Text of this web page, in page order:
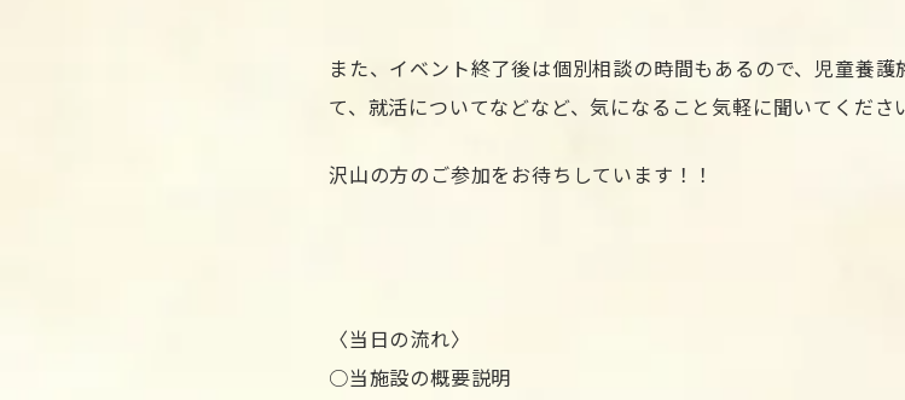
また、イベント終了後は個別相談の時間もあるので、児童養
て、就活についてなどなど、気になること気軽に聞いてくだ
沢山の方のご参加をお待ちしています！！
〈当日の流れ〉
○当施設の概要説明